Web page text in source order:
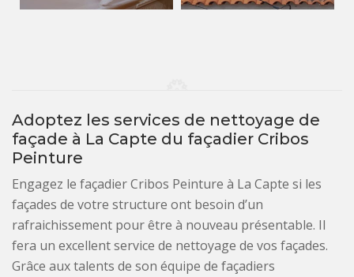
Adoptez les services de nettoyage de
façade à La Capte du façadier Cribos
Peinture
Engagez le façadier Cribos Peinture à La Capte si les
façades de votre structure ont besoin d’un
rafraichissement pour être à nouveau présentable. Il
fera un excellent service de nettoyage de vos façades.
Grâce aux talents de son équipe de façadiers